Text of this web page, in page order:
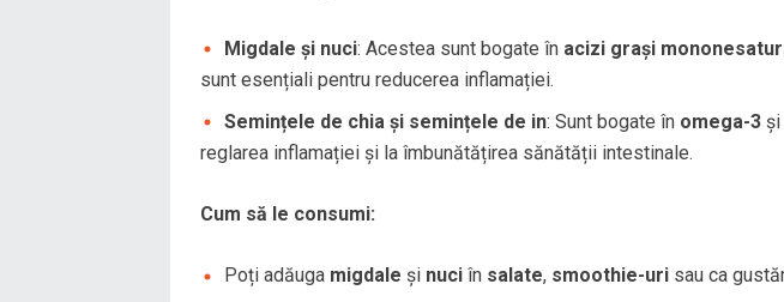
Migdale și nuci: Acestea sunt bogate în acizi grași
sunt esențiali pentru reducerea inflamației.
Semințele de chia și semințele de in: Sunt bogate în omega-3 și
reglarea inflamației și la îmbunătățirea sănătății intestinale.
Cum să le consumi:
Poți adăuga migdale și nuci în salate, smoothie-uri sau ca